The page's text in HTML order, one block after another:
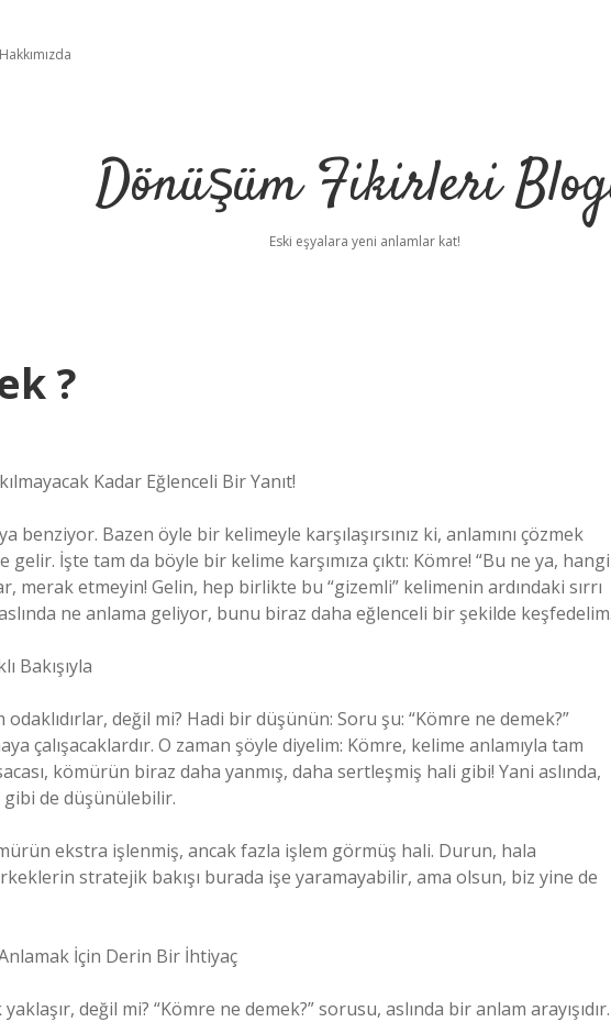
Hakkımızda
Dönüşüm Fikirleri
Eski eşyalara yeni anlamlar kat!
?
Kadar Eğlenceli Bir Yanıt!
Bazen öyle bir kelimeyle karşılaşırsınız ki, anlamını çözmek
İşte tam da böyle bir kelime karşımıza çıktı: Kömre! “Bu ne ya, hangi
merak etmeyin! Gelin, hep birlikte bu “gizemli” kelimenin ardındaki sırrı
ne anlama geliyor, bunu biraz daha eğlenceli bir şekilde
Bakışıyla
değil mi? Hadi bir düşünün: Soru şu: “Kömre ne demek?”
çalışacaklardır. O zaman şöyle diyelim: Kömre, kelime anlamıyla tam
kömürün biraz daha yanmış, daha sertleşmiş hali gibi! Yani aslında,
de düşünülebilir.
ekstra işlenmiş, ancak fazla işlem görmüş hali. Durun, hala
stratejik bakışı burada işe yaramayabilir, ama olsun, biz yine de
Anlamak İçin Derin Bir İhtiyaç
değil mi? “Kömre ne demek?” sorusu, aslında bir anlam arayışıdır.